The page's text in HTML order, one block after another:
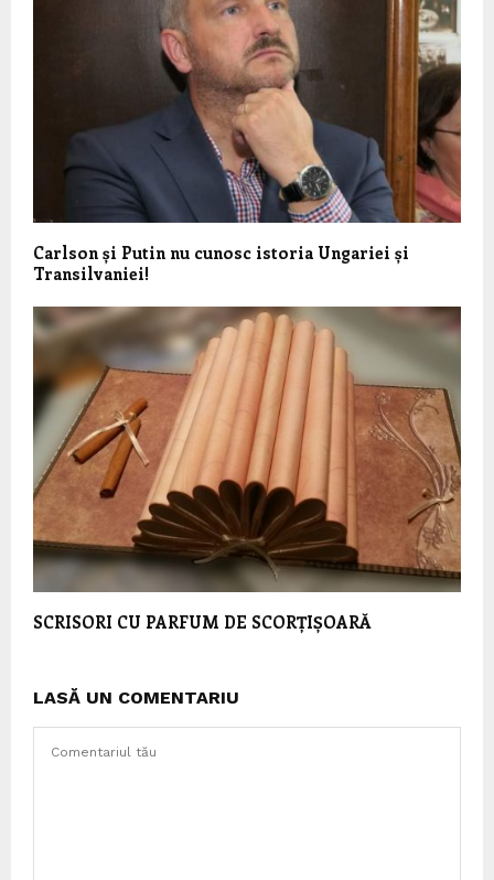
Carlson și Putin nu cunosc istoria Ungariei și
Transilvaniei!
SCRISORI CU PARFUM DE SCORȚIȘOARĂ
LASĂ UN COMENTARIU